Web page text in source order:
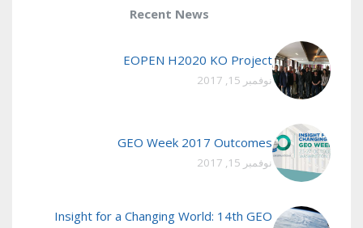
Recent News
EOPEN H2020 KO Project
نوفمبر 15, 2017
GEO Week 2017 Outcomes
نوفمبر 15, 2017
Insight for a Changing World: 14th GEO